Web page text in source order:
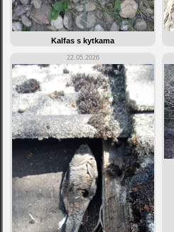
Kalfas s kytkama
22.05.2026